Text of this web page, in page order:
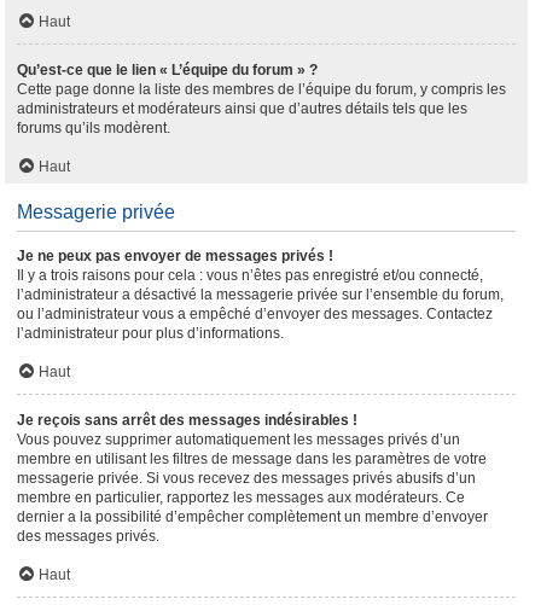
Haut
Qu’est-ce que le lien « L’équipe du forum » ?
Cette page donne la liste des membres de l’équipe du forum, y compris les
administrateurs et modérateurs ainsi que d’autres détails tels que les
forums qu’ils modèrent.
Haut
Messagerie privée
Je ne peux pas envoyer de messages privés !
Il y a trois raisons pour cela : vous n’êtes pas enregistré et/ou connecté,
l’administrateur a désactivé la messagerie privée sur l’ensemble du forum,
ou l’administrateur vous a empêché d’envoyer des messages. Contactez
l’administrateur pour plus d’informations.
Haut
Je reçois sans arrêt des messages indésirables !
Vous pouvez supprimer automatiquement les messages privés d’un
membre en utilisant les filtres de message dans les paramètres de votre
messagerie privée. Si vous recevez des messages privés abusifs d’un
membre en particulier, rapportez les messages aux modérateurs. Ce
dernier a la possibilité d’empêcher complètement un membre d’envoyer
des messages privés.
Haut